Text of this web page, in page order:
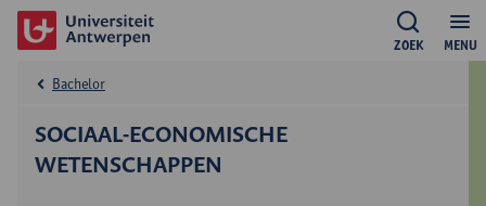
MENU
ZOEK
SOCIAAL-ECONOMISCHE
WETENSCHAPPEN
Bachelor